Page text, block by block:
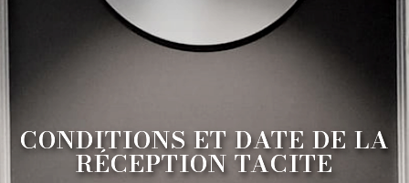
CONDITIONS ET DATE DE LA
RÉCEPTION TACITE